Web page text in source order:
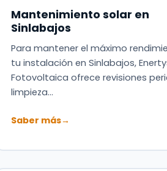
Mantenimiento solar en
Sinlabajos
Para mantener el máximo
tu instalación en Sinlabajos,
Fotovoltaica ofrece revisiones
limpieza…
Saber más→